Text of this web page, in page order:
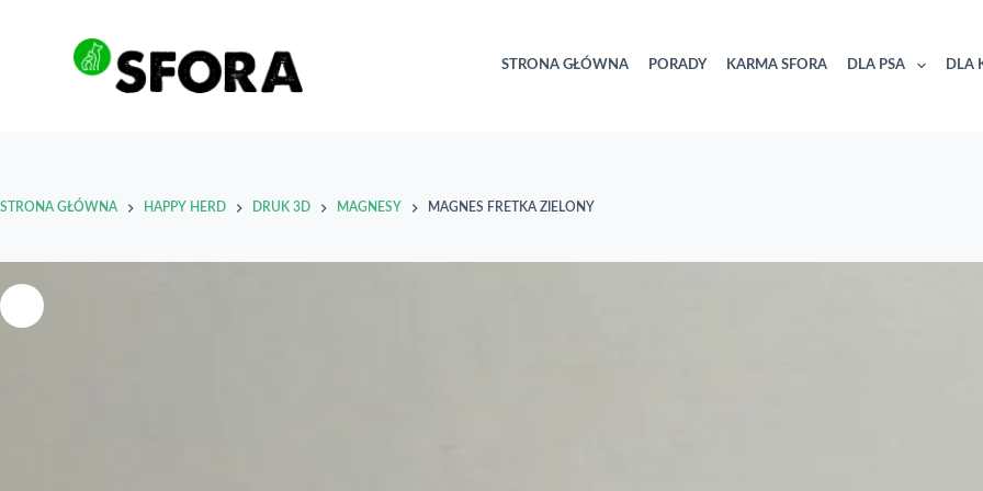
STRONA GŁÓWNA PORADY KARMA SFORA DLA PSA DLA
STRONA GŁÓWNA HAPPY HERD DRUK 3D MAGNESY MAGNES FRETKA ZIELONY